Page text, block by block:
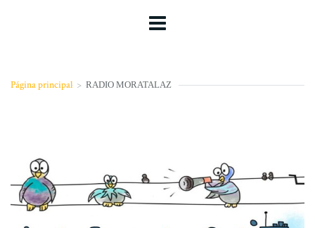
Página principal > RADIO MORATALAZ